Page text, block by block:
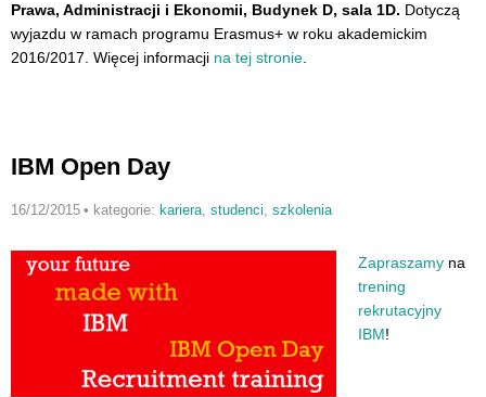
Prawa, Administracji i Ekonomii, Budynek D, sala 1D. Dotyczą
wyjazdu w ramach programu Erasmus+ w roku akademickim
2016/2017. Więcej informacji na tej stronie.
IBM Open Day
16/12/2015 • kategorie: kariera, studenci szkolenia
Zapraszamy na
trening
rekrutacyjny
IBM!